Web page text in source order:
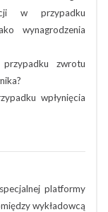
w przypadku
wynagrodzenia
zwrotu
wpłynięcia
platformy
wykładowcą